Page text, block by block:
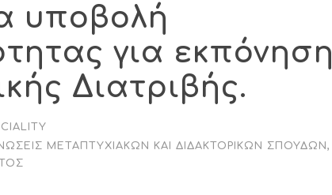
υποβολή
για εκπόνηση
Διατριβής.
ΜΕΤΑΠΤΥΧΙΑΚΏΝ ΚΑΙ ΔΙΔΑΚΤΟΡΙΚΏΝ ΣΠΟΥΔΏΝ ,